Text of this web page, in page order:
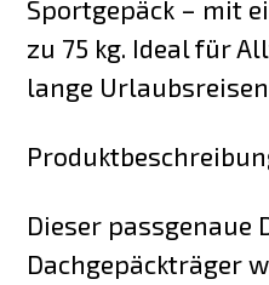
Sportgepäck – mit
zu 75 kg. Ideal für
lange
Dieser passgenaue
Dachgepäckträger